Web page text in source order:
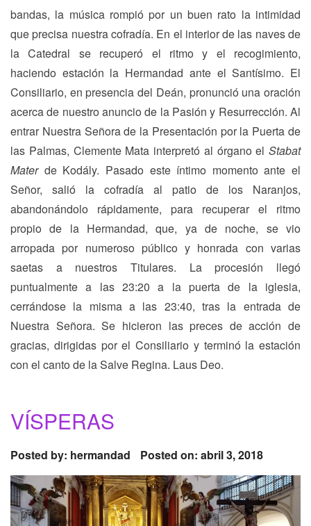
bandas, la música rompió por un buen rato la intimidad
que precisa nuestra cofradía. En el interior de las naves de
la Catedral se recuperó el ritmo y el recogimiento,
haciendo estación la Hermandad ante el Santísimo. El
Consiliario, en presencia del Deán, pronunció una oración
acerca de nuestro anuncio de la Pasión y Resurrección. Al
entrar Nuestra Señora de la Presentación por la Puerta de
las Palmas, Clemente Mata interpretó al órgano el Stabat
Materde Kodály. Pasado este íntimo momento ante el
Señor, salió la cofradía al patio de los Naranjos,
abandonándolo rápidamente, para recuperar el ritmo
propio de la Hermandad, que, ya de noche, se vio
arropada por numeroso público y honrada con varias
saetas a nuestros Titulares. La procesión llegó
puntualmente a las 23:20 a la puerta de la iglesia,
cerrándose la misma a las 23:40, tras la entrada de
Nuestra Señora. Se hicieron las preces de acción de
gracias, dirigidas por el Consiliario y terminó la estación
con el canto de la Salve Regina. Laus Deo.
VÍSPERAS
Posted by: hermandad Posted on: abril 3, 2018